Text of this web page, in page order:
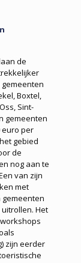
de
Boxtel,
Sint-
gemeenten
euro per
gebied
de
nog aan te
van zijn
met
gemeenten
Het
zijn eerder